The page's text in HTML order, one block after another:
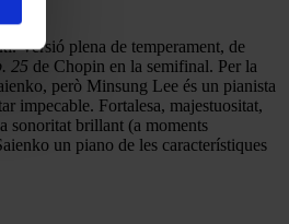
Versió plena de temperament, de
25 de Chopin en la semifinal. Per la
però Minsung Lee és un pianista
impecable. Fortalesa, majestuositat,
sonoritat brillant (a moments
un piano de les característiques